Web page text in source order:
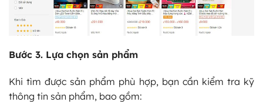
Bước 3. Lựa chọn sản phẩm
Khi tìm được sản phẩm phù hợp, bạn cần kiểm tra kỹ
thông tin sản phẩm, bao gồm: